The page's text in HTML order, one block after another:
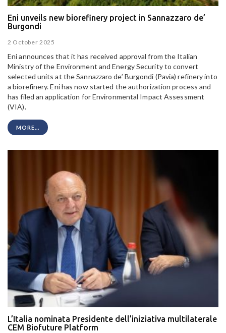
Eni unveils new biorefinery project in Sannazzaro de’
Burgondi
2 October 2025
Eni announces that it has received approval from the Italian
Ministry of the Environment and Energy Security to convert
selected units at the Sannazzaro de’ Burgondi (Pavia) refinery into
a biorefinery. Eni has now started the authorization process and
has filed an application for Environmental Impact Assessment
(VIA).
MORE...
L’Italia nominata Presidente dell’iniziativa multilaterale
CEM Biofuture Platform